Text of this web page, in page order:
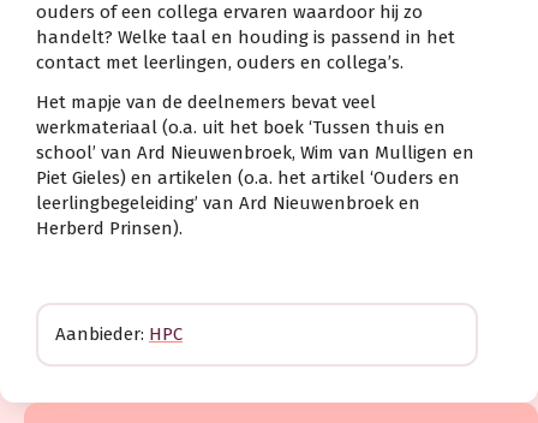
ouders of een collega ervaren waardoor hij zo
handelt? Welke taal en houding is passend in het
contact met leerlingen, ouders en collega’s.
Het mapje van de deelnemers bevat veel
werkmateriaal (o.a. uit het boek ‘Tussen thuis en
school’ van Ard Nieuwenbroek, Wim van Mulligen en
Piet Gieles) en artikelen (o.a. het artikel ‘Ouders en
leerlingbegeleiding’ van Ard Nieuwenbroek en
Herberd Prinsen).
Aanbieder: HPC